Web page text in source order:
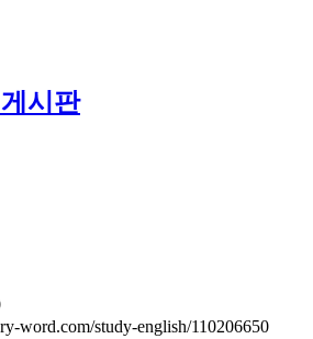
시판
word.com/study-english/110206650